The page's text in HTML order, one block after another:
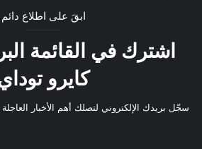
ابقَ على اطلاع دائم
اشترك في القائمة
كايرو
سجّل بريدك الإلكتروني لتصلك أهم الأخبار العاجلة